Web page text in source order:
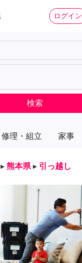
ログイン
修理・組立 家事
検索
▸ 熊本県 ▸ 引っ越し